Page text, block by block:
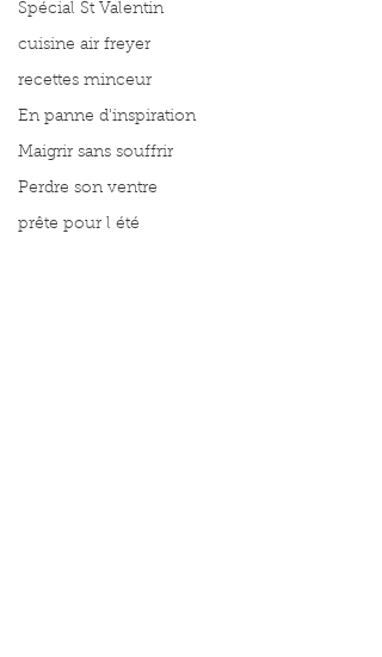
Spécial St Valentin
cuisine air freyer
recettes minceur
En panne d'inspiration
Maigrir sans souffrir
Perdre son ventre
prête pour l été